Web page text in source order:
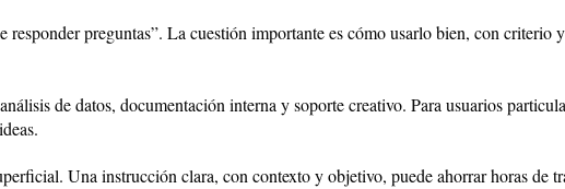
preguntas”. La cuestión importante es cómo usarlo bien, con criterio
de datos, documentación interna y soporte creativo. Para usuarios
Una instrucción clara, con contexto y objetivo, puede ahorrar horas de